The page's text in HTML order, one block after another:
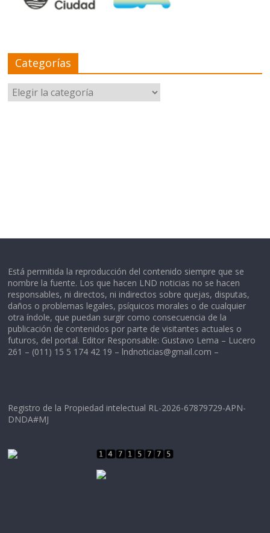
Categorías
Categorías
Está permitida la reproducción del contenido siempre que se
nombre la fuente. Los que hacen LND noticias no se hacen
responsables, ni directos, ni indirectos sobre quejas, disputas,
daños o problemas legales, psíquicos morales o de cualquier
otra índole, que puedan surgir como consecuencia de la
publicación de contenidos por parte de visitantes actuales o
futuros, del portal. Editor Responsable: Gustavo Lema – Lucero
261 – (011) 15 5 174 42 19 – lndnoticias@gmail.com –
Registro de la Propiedad intelectual RL-2026-67879729-APN-
DNDA#MJ